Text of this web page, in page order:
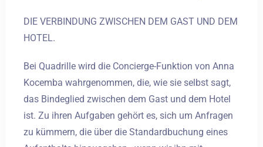
DIE VERBINDUNG ZWISCHEN DEM GAST UND DEM
HOTEL.
Bei Quadrille wird die Concierge-Funktion von Anna
Kocemba wahrgenommen, die, wie sie selbst sagt,
das Bindeglied zwischen dem Gast und dem Hotel
ist. Zu ihren Aufgaben gehört es, sich um Anfragen
zu kümmern, die über die Standardbuchung eines